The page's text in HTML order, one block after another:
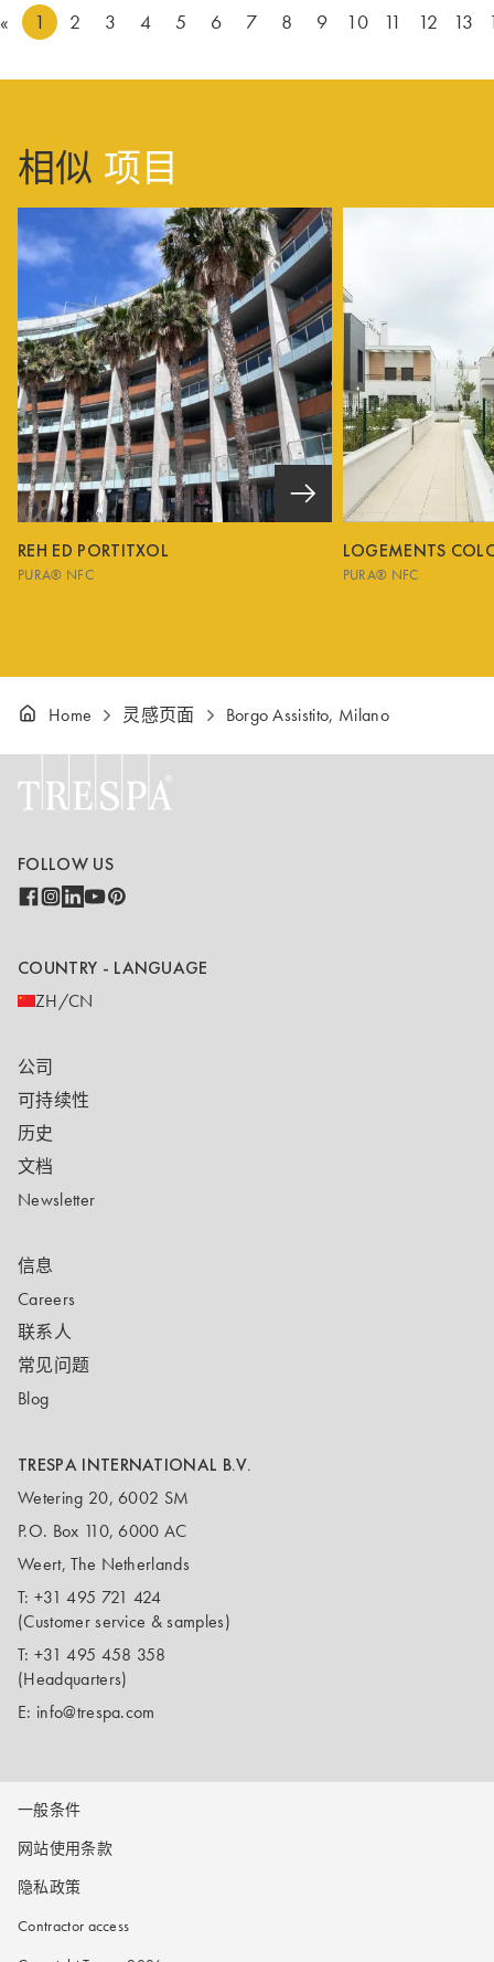
« 1 2 3 4 5 6 7 8 9 10 11 12 13
相似 项目
REH ED PORTITXOL
PURA® NFC
LOGEMENTS
PURA® NFC
Home 灵感页面 Borgo Assistito, Milano
FOLLOW US
COUNTRY - LANGUAGE
ZH/CN
公司
可持续性
历史
文档
Newsletter
信息
Careers
联系人
常见问题
Blog
TRESPA INTERNATIONAL B.V.
Wetering 20, 6002 SM
P.O. Box 110, 6000 AC
Weert, The Netherlands
T: +31 495 721 424
(Customer service & samples)
T: +31 495 458 358
(Headquarters)
E: info@trespa.com
一般条件
网站使用条款
隐私政策
Contractor access